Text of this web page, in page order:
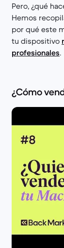
Pero, ¿qué
Hemos
por qué este
tu dispositivo
profesionales.
¿Cómo